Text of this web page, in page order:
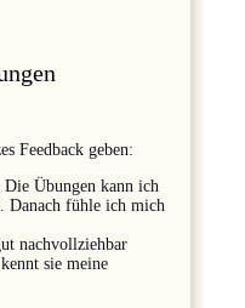
Feedback geben:
Übungen kann ich
Danach fühle ich mich
nachvollziehbar
sie meine